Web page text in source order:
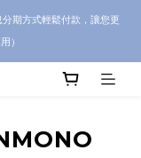
寄送｜💬 有任何問題？歡
務
期方式輕鬆付款，讓您更
）
寄送｜💬 有任何問題？歡